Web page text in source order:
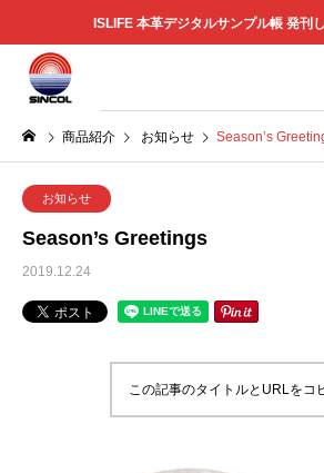
ISLIFE 本革デジタルサンプル帳 発刊
商品紹介 お知らせ Season’s
お知らせ
Season’s Greetings
2019.12.24
この記事のタイトルとURLをコ